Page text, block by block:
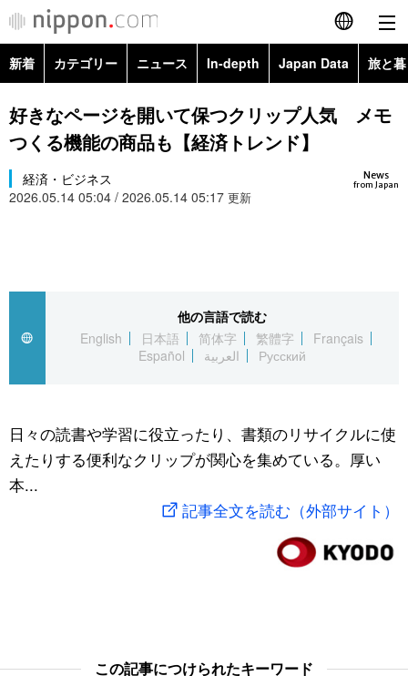
English
简体字
繁體字
Русский
カテゴリー
国際
社会
文化
科学・技術
アーカイブ
Japan Data
旅と暮らし
動画/Live
Books
新着 カテゴリー ニュース In-depth Japan Data 旅と
政治・外交
経済・ビジネス
国際・海外
文化
科学・技術
暮らし
スポーツ・東京2020
Topics
好きなページを開いて保つクリップ人気 メモ
つくる機能の商品も【経済トレンド】
News
from Japan
経済・ビジネス
2026.05.14 05:04 / 2026.05.14 05:17 更新
他の言語で読む
English
日本語 简体字 繁體字
Français
Español
العربية Русский
日々の読書や学習に役立ったり、書類のリサイクルに使
えたりする便利なクリップが関心を集めている。厚い
本...
記事全文を読む（外部サイト）
この記事につけられたキーワード